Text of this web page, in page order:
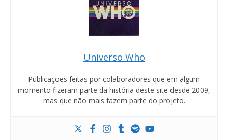
Universo Who
Publicações feitas por colaboradores que em algum
momento fizeram parte da história deste site desde 2009,
mas que não mais fazem parte do projeto.